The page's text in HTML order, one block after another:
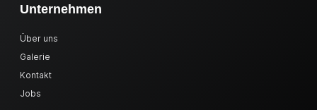
Unternehmen
Über uns
Galerie
Kontakt
Jobs